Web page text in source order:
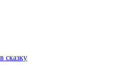
сказку